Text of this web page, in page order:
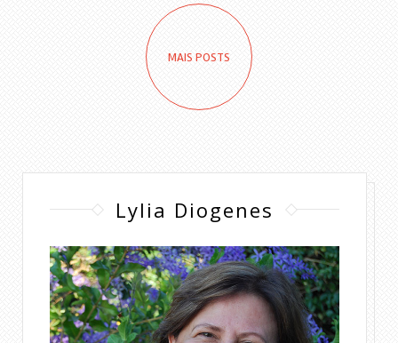
MAIS POSTS
Lylia Diogenes